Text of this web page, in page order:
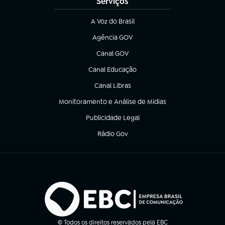
A Voz do Brasil
(abre em nova aba)
Agência GOV
(abre em nova aba)
Canal GOV
(abre em nova aba)
Canal Educação
(abre em nova aba)
Canal Libras
(abre em nova aba)
Monitoramento e Análise de Mídias
(abre em nova aba)
Publicidade Legal
(abre em nova aba)
Rádio Gov
(abre em nova aba)
© Todos os direitos reservados pela EBC